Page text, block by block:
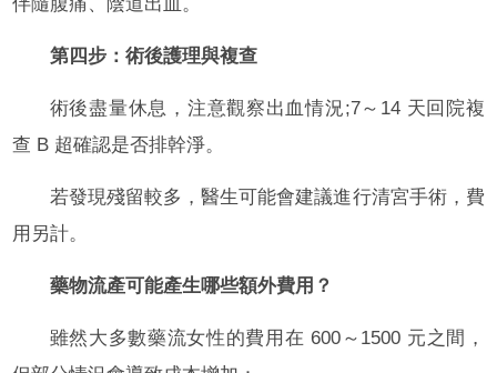
第四步：術後護理與複查
術後盡量休息，注意觀察出血情況;7～14 天回院複
查 B 超確認是否排幹淨。
若發現殘留較多，醫生可能會建議進行清宮手術，費
用另計。
藥物流產可能產生哪些額外費用？
雖然大多數藥流女性的費用在 600～1500 元之間，